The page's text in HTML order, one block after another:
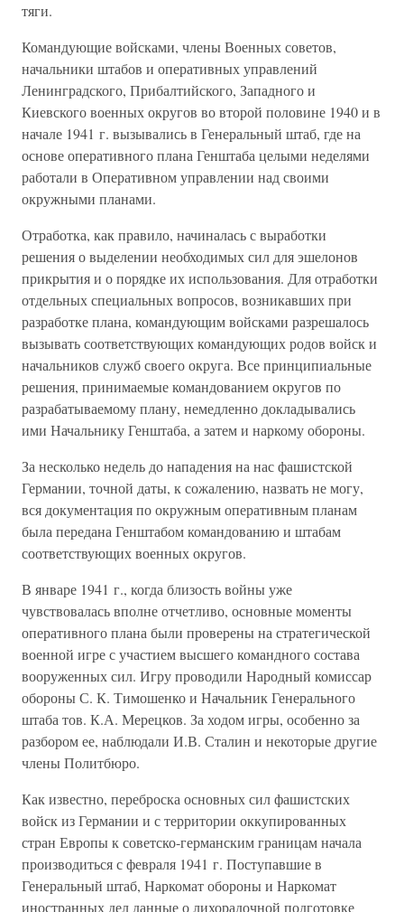
тяги.
Командующие войсками, члены Военных советов,
начальники штабов и оперативных управлений
Ленинградского, Прибалтийского, Западного и
Киевского военных округов во второй половине 1940 и в
начале 1941 г. вызывались в Генеральный штаб, где на
основе оперативного плана Генштаба целыми неделями
работали в Оперативном управлении над своими
окружными планами.
Отработка, как правило, начиналась с выработки
решения о выделении необходимых сил для эшелонов
прикрытия и о порядке их использования. Для отработки
отдельных специальных вопросов, возникавших при
разработке плана, командующим войсками разрешалось
вызывать соответствующих командующих родов войск и
начальников служб своего округа. Все принципиальные
решения, принимаемые командованием округов по
разрабатываемому плану, немедленно докладывались
ими Начальнику Генштаба, а затем и наркому обороны.
За несколько недель до нападения на нас фашистской
Германии, точной даты, к сожалению, назвать не могу,
вся документация по окружным оперативным планам
была передана Генштабом командованию и штабам
соответствующих военных округов.
В январе 1941 г., когда близость войны уже
чувствовалась вполне отчетливо, основные моменты
оперативного плана были проверены на стратегической
военной игре с участием высшего командного состава
вооруженных сил. Игру проводили Народный комиссар
обороны С. К. Тимошенко и Начальник Генерального
штаба тов. К.А. Мерецков. За ходом игры, особенно за
разбором ее, наблюдали И.В. Сталин и некоторые другие
члены Политбюро.
Как известно, переброска основных сил фашистских
войск из Германии и с территории оккупированных
стран Европы к советско-германским границам начала
производиться с февраля 1941 г. Поступавшие в
Генеральный штаб, Наркомат обороны и Наркомат
иностранных дел данные о лихорадочной подготовке